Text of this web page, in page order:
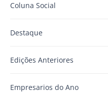
Coluna Social
Destaque
Edições Anteriores
Empresarios do Ano